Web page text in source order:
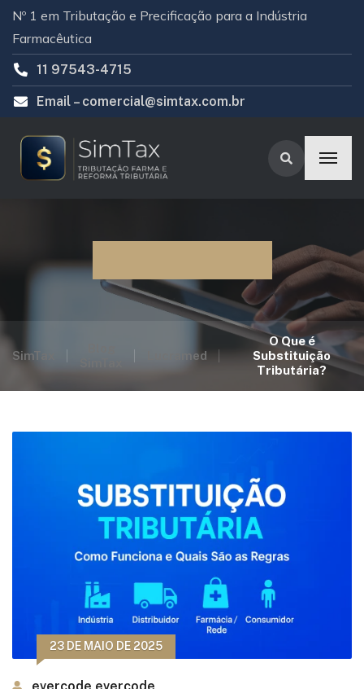
Nº 1 em Tributação e Precificação para a Indústria
Farmacêutica
11 97543-4715
Email – comercial@simtax.com.br
Blog SimTax
SimTax Lucramed
O Que é
Substituição
Tributária?
23 DE MAIO DE 2025